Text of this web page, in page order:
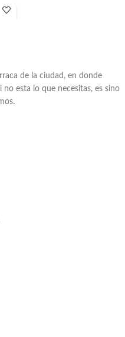
operativo diseñado para empresas.
de la ciudad, en donde
esta lo que necesitas, es sino